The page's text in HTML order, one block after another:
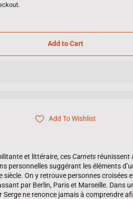
Add to Cart
Add To Wishlist
et littéraire, cesCarnets réunissent
personnelles suggérant les éléments
siècle. On y retrouve personnes croisées
par Berlin, Paris et Marseille. Dans
ne renonce jamais à comprendre